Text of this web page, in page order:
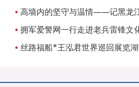
高墙内的坚守与温情——记黑龙
拥军爱警网一行走进老兵雷锋文
丝路福船*王泓君世界巡回展览